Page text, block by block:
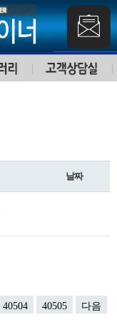
날짜
40504 40505
다음